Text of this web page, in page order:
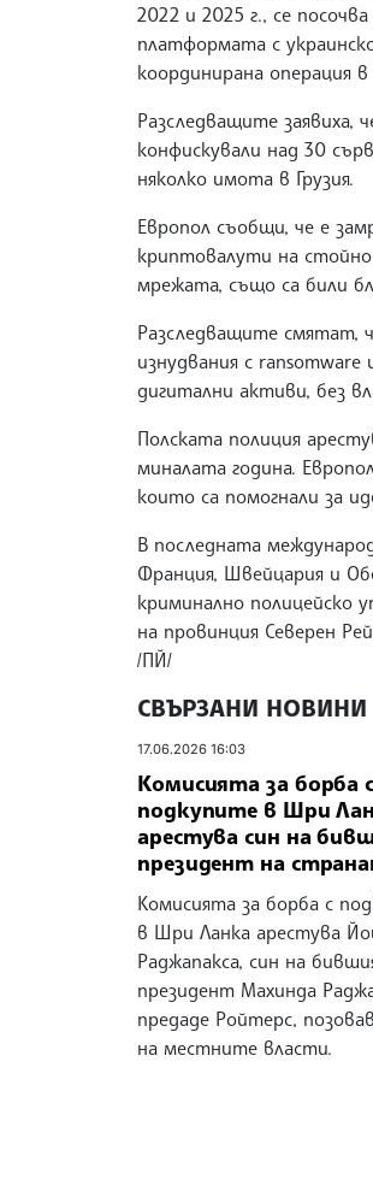
2022 и 2025 г., се
платформата с
координирана операция в
Разследващите заявиха,
конфискували над 30
няколко имота в Грузия.
Европол съобщи, че е
криптовалути на
мрежата, също са били
Разследващите смятат,
изнудвания с
дигитални активи, без
Полската полиция
миналата година.
които са помогнали за
В последната
Франция, Швейцария и
криминално полицейско
на провинция Северен
/ПЙ/
СВЪРЗАНИ НОВИНИ
17.06.2026 16:03
Комисията за борба с
подкупите в Шри
арестува син на
президент на
Комисията за борба с
в Шри Ланка арестува
Раджапакса, син на
президент Махинда
предаде Ройтерс,
на местните власти.